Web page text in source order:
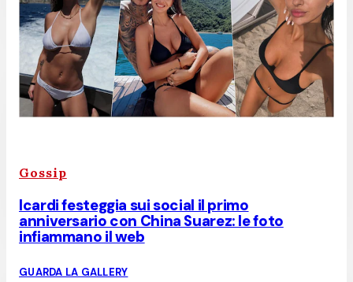
Gossip
Icardi festeggia sui social il primo
anniversario con China Suarez: le foto
infiammano il web
GUARDA LA GALLERY